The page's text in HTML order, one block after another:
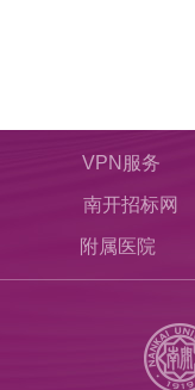
VPN服务
南开招标网
附属医院